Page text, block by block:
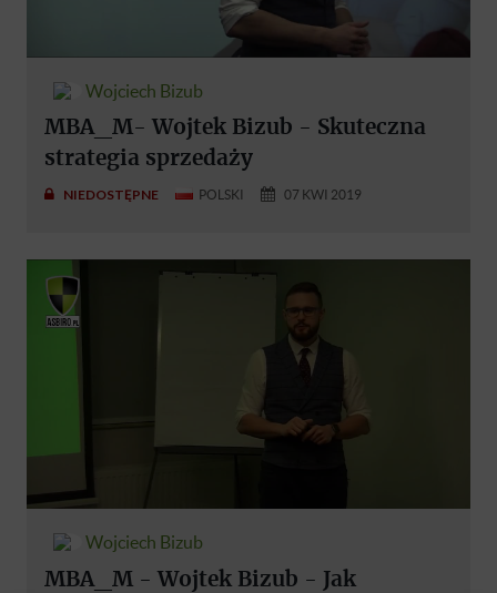
Wojciech Bizub
MBA_M- Wojtek Bizub - Skuteczna
strategia sprzedaży
NIEDOSTĘPNE POLSKI 07 KWI 2019
Wojciech Bizub
MBA_M - Wojtek Bizub - Jak